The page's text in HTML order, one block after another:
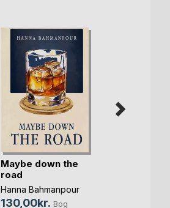
Maybe down the
road
Hanna Bahmanpour
130,00kr. Bog